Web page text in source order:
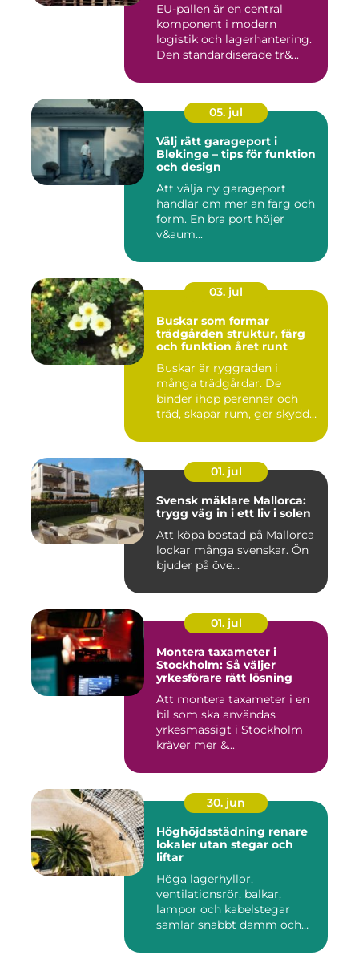
EU-pallen är en central
komponent i modern
logistik och lagerhantering.
Den standardiserade tr&...
05. jul
Välj rätt garageport i
Blekinge – tips för funktion
och design
Att välja ny garageport
handlar om mer än färg och
form. En bra port höjer
v&aum...
03. jul
Buskar som formar
trädgården struktur, färg
och funktion året runt
Buskar är ryggraden i
många trädgårdar. De
binder ihop perenner och
träd, skapar rum, ger skydd
01. jul
Svensk mäklare Mallorca:
trygg väg in i ett liv i solen
Att köpa bostad på Mallorca
lockar många svenskar. Ön
bjuder på öve...
01. jul
Montera taxameter i
Stockholm: Så väljer
yrkesförare rätt lösning
Att montera taxameter i en
bil som ska användas
yrkesmässigt i Stockholm
kräver mer &...
30. jun
Höghöjdsstädning renare
lokaler utan stegar och
liftar
Höga lagerhyllor,
ventilationsrör, balkar,
lampor och kabelstegar
samlar snabbt damm och